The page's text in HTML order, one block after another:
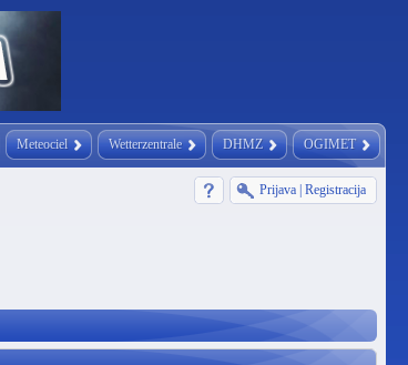
Meteociel Wetterzentrale DHMZ OGIMET
Prijava Registracija